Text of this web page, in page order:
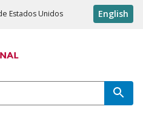
Estados Unidos English